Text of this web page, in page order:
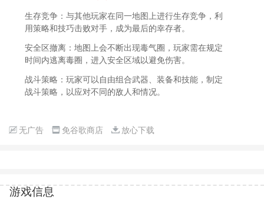
生存竞争：与其他玩家在同一地图上进行生存竞争，利
用策略和技巧击败对手，成为最后的幸存者。
安全区撤离：地图上会不断出现毒气圈，玩家需在规定
时间内逃离毒圈，进入安全区域以避免伤害。
战斗策略：玩家可以自由组合武器、装备和技能，制定
战斗策略，以应对不同的敌人和情况。
无广告 免谷歌商店 放心下载
游戏信息